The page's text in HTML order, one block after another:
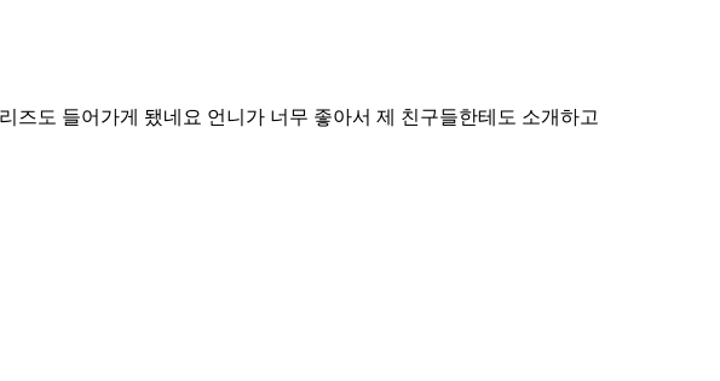
도 들어가게 됐네요 언니가 너무 좋아서 제 친구들한테도 소개하고